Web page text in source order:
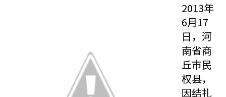
2013年
6月17
日，河
南省商
丘市民
权县，
因结扎